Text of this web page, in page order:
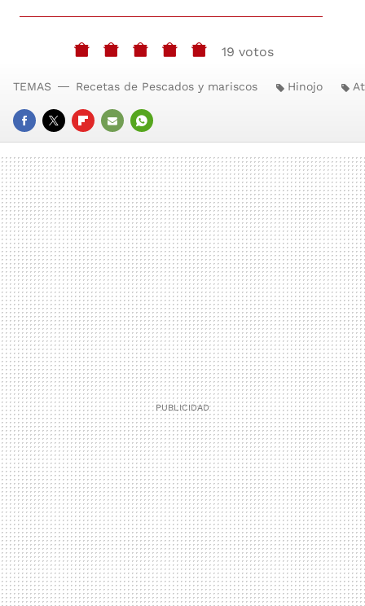
19 votos
FACEBOOK
TWITTERFLIPBOARD
E-
MAIL
WHATSAPP
TEMAS Recetas de Pescados y mariscos Hinojo